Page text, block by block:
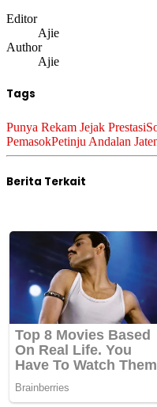
Editor
Ajie
Author
Ajie
Tags
Punya Rekam Jejak Prestasi
PemasokPetinju Andalan
Berita Terkait